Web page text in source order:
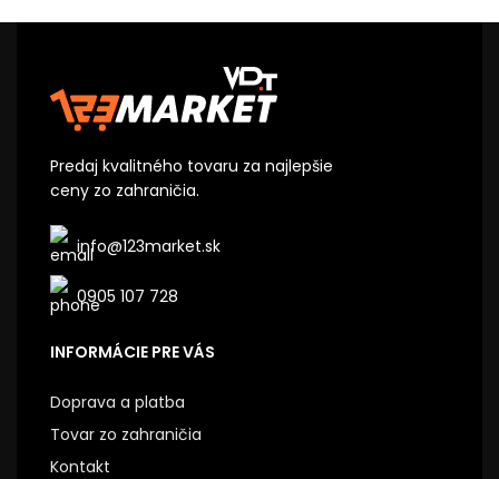
Predaj kvalitného tovaru za najlepšie
ceny zo zahraničia.
info@123market.sk
0905 107 728
INFORMÁCIE PRE VÁS
Doprava a platba
Tovar zo zahraničia
Kontakt